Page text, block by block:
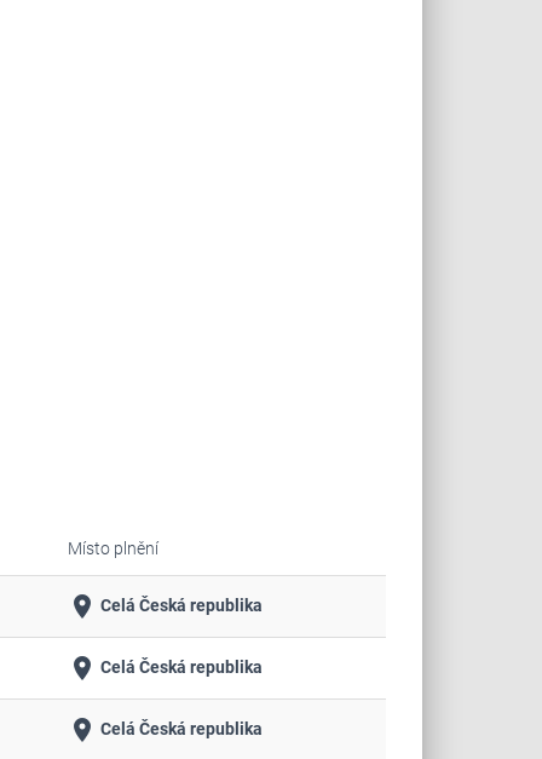
Místo plnění
place Celá Česká republika
place Celá Česká republika
place Celá Česká republika